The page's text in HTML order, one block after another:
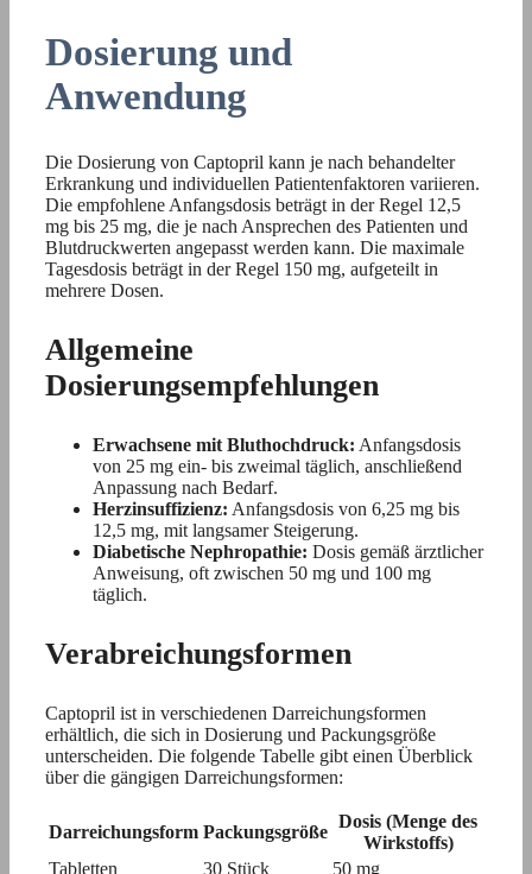
Dosierung und
Anwendung
Die Dosierung von Captopril kann je nach behandelter
Erkrankung und individuellen Patientenfaktoren variieren.
Die empfohlene Anfangsdosis beträgt in der Regel 12,5
mg bis 25 mg, die je nach Ansprechen des Patienten und
Blutdruckwerten angepasst werden kann. Die maximale
Tagesdosis beträgt in der Regel 150 mg, aufgeteilt in
mehrere Dosen.
Allgemeine
Dosierungsempfehlungen
Erwachsene mit Bluthochdruck: Anfangsdosis
von 25 mg ein- bis zweimal täglich, anschließend
Anpassung nach Bedarf.
Herzinsuffizienz: Anfangsdosis von 6,25 mg bis
12,5 mg, mit langsamer Steigerung.
Diabetische Nephropathie: Dosis gemäß ärztlicher
Anweisung, oft zwischen 50 mg und 100 mg
täglich.
Verabreichungsformen
Captopril ist in verschiedenen Darreichungsformen
erhältlich, die sich in Dosierung und Packungsgröße
unterscheiden. Die folgende Tabelle gibt einen Überblick
über die gängigen Darreichungsformen:
Darreichungsform Packungsgröße
Dosis (Menge des
Wirkstoffs)
Tabletten
30 Stück 50 mg